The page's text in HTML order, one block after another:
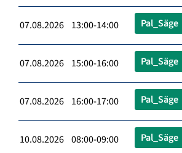
07.08.2026 13:00-14:00 Pal_Säge
07.08.2026 15:00-16:00 Pal_Säge
07.08.2026 16:00-17:00 Pal_Säge
10.08.2026 08:00-09:00 Pal_Säge